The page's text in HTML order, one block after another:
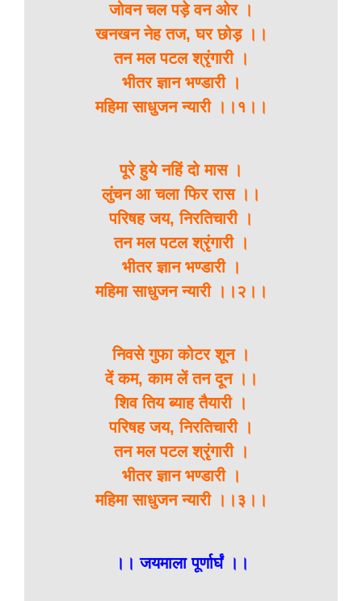
जोवन चल पड़े वन ओर ।
खनखन नेह तज, घर छोड़ ।।
तन मल पटल श्रृंगारी ।
भीतर ज्ञान भण्डारी ।
महिमा साधुजन न्यारी ।।१।।
पूरे हुये नहिं दो मास ।
लुंचन आ चला फिर रास ।।
परिषह जय, निरतिचारी ।
तन मल पटल श्रृंगारी ।
भीतर ज्ञान भण्डारी ।
महिमा साधुजन न्यारी ।।२।।
निवसे गुफा कोटर शून ।
दें कम, काम लें तन दून ।।
शिव तिय ब्याह तैयारी ।
परिषह जय, निरतिचारी ।
तन मल पटल श्रृंगारी ।
भीतर ज्ञान भण्डारी ।
महिमा साधुजन न्यारी ।।३।।
।। जयमाला पूर्णार्घं ।।